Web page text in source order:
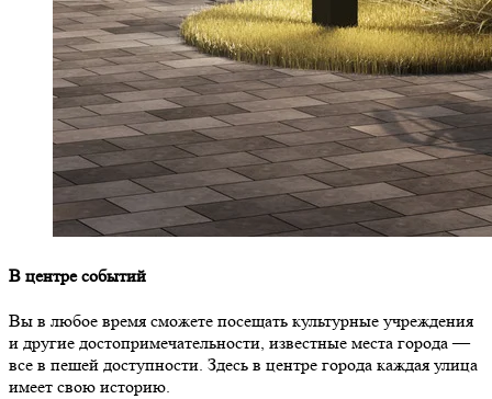
В центре событий
Вы в любое время сможете посещать культурные учреждения
и другие достопримечательности, известные места города —
все в пешей доступности. Здесь в центре города каждая улица
имеет свою историю.